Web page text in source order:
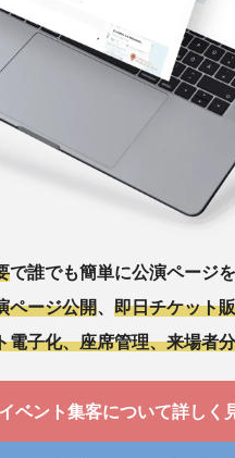
で誰でも簡単に公演ページ
ページ公開
即日チケット
電子化、座席管理、来場者
イベント集客について詳しく